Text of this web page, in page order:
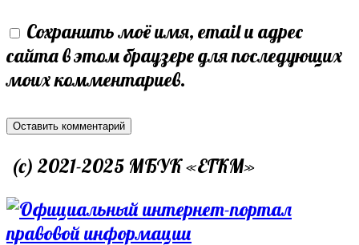
username
to
comment
address
to
comment
website
URL
(optional)
Сохранить моё имя, email и адрес
сайта в этом браузере для последующих
моих комментариев.
(c) 2021-2025 МБУК «ЕГКМ»